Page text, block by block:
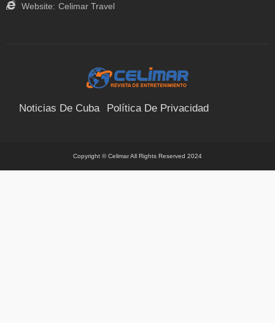
Website: Celimar Travel
Noticias De Cuba Política De Privacidad
Copyright © Celimar All Rights Reserved 2024